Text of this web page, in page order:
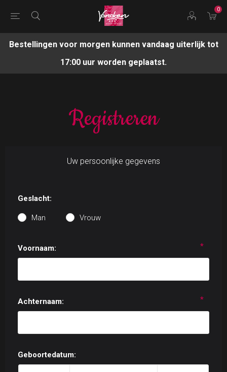
0
Bestellingen voor morgen kunnen vandaag uiterlijk tot
17:00 uur worden geplaatst.
Registreren
Uw persoonlijke gegevens
Geslacht:
Man Vrouw
Voornaam: *
Achternaam: *
Geboortedatum: